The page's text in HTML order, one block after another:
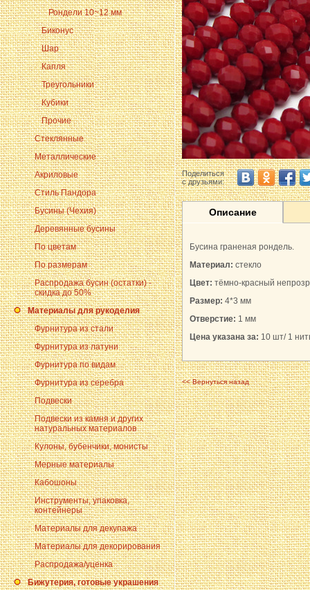
Рондели 10~12 мм
Биконус
Шар
Капля
Треугольники
Кубики
Прочие
Стеклянные
Металлические
Акриловые
Стиль Пандора
Бусины (Чехия)
Деревянные бусины
По цветам
По размерам
Распродажа бусин (остатки) -
скидка до 50%
Материалы для рукоделия
Фурнитура из стали
Фурнитура из латуни
Фурнитура по видам
Фурнитура из серебра
Подвески
Подвески из камня и других
натуральных материалов
Кулоны, бубенчики, монисты
Мерные материалы
Кабошоны
Инструменты, упаковка,
контейнеры
Материалы для декупажа
Материалы для декорирования
Распродажа/уценка
Бижутерия, готовые украшения
Поделиться
с друзьями:
Описание
Бусина граненая рондель.
Материал: стекло
Цвет: тёмно-красный
Размер: 4*3 мм
Отверстие: 1 мм
Цена указана за: 10 шт/ 1
<< Вернуться назад